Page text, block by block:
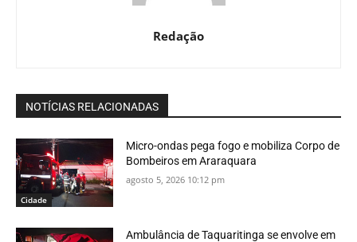
Redação
NOTÍCIAS RELACIONADAS
Cidade
Micro-ondas pega fogo e mobiliza Corpo de
Bombeiros em Araraquara
agosto 5, 2026 10:12 pm
Ambulância de Taquaritinga se envolve em